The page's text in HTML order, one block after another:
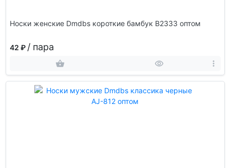
Носки женские Dmdbs короткие бамбук В2333 оптом
42 ₽ / пара